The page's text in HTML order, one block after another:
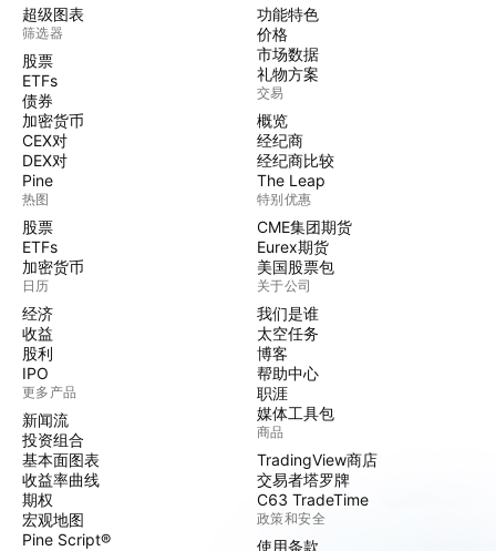
超级图表
筛选器
股票
ETFs
债券
加密货币
CEX对
DEX对
Pine
热图
股票
ETFs
加密货币
日历
经济
收益
股利
IPO
更多产品
新闻流
投资组合
基本面图表
收益率曲线
期权
宏观地图
Pine Script®
功能特色
价格
市场数据
礼物方案
交易
概览
经纪商
经纪商比较
The Leap
特别优惠
CME集团期货
Eurex期货
美国股票包
关于公司
我们是谁
太空任务
博客
帮助中心
职涯
媒体工具包
商品
TradingView商店
交易者塔罗牌
C63 TradeTime
政策和安全
使用条款